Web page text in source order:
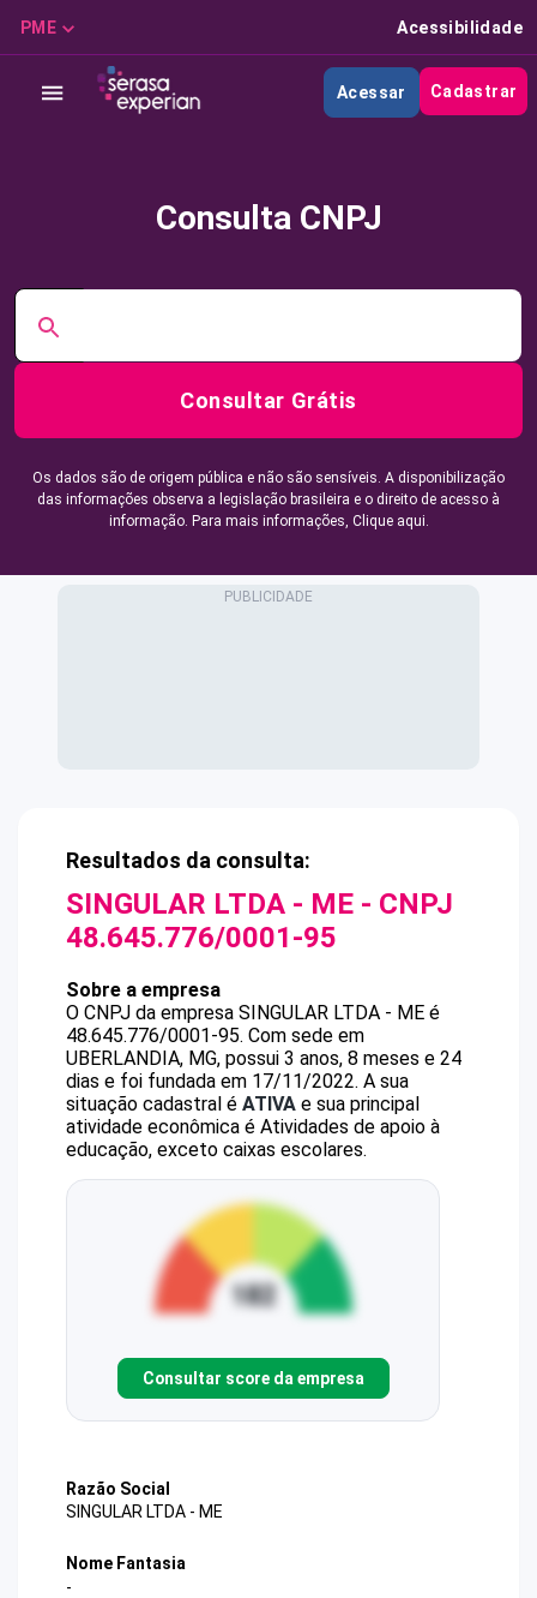
PME Acessibilidade
Acessar Cadastrar
Consulta CNPJ
Consultar Grátis
Os dados são de origem pública e não são sensíveis. A disponibilização
das informações observa a legislação brasileira e o direito de acesso à
informação. Para mais informações, Clique aqui.
Resultados da consulta:
SINGULAR LTDA - ME - CNPJ
48.645.776/0001-95
Sobre a empresa
O CNPJ da empresa SINGULAR LTDA - ME é
48.645.776/0001-95. Com sede em
UBERLANDIA, MG, possui 3 anos, 8 meses e 24
dias e foi fundada em 17/11/2022. A sua
situação cadastral é ATIVA e sua principal
atividade econômica é Atividades de apoio à
educação, exceto caixas escolares.
Consultar score da empresa
Razão Social
SINGULAR LTDA - ME
Nome Fantasia
-